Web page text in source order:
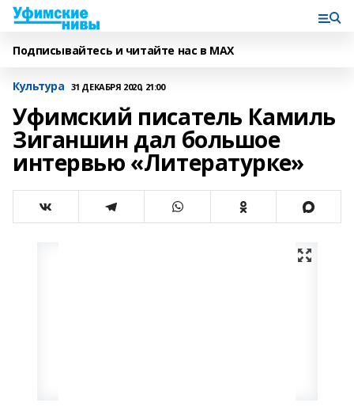
Подписывайтесь и читайте нас в MAX
Культура 31 ДЕКАБРЯ 2020, 21:00
Уфимский писатель Камиль
Зиганшин дал большое
интервью «Литературке»